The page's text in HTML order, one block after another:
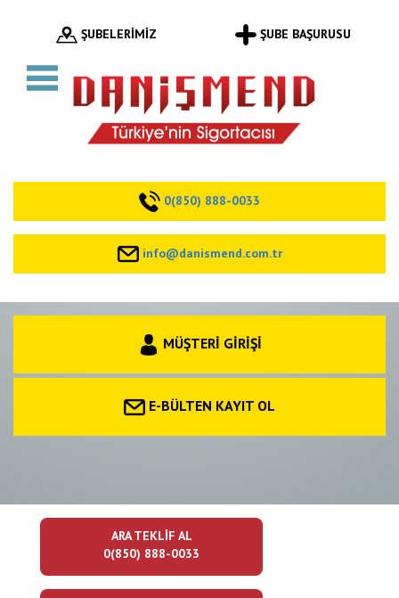
ŞUBELERİMİZ ŞUBE BAŞURUSU
0(850) 888-0033
info@danismend.com.tr
MÜŞTERİ GİRİŞİ
E-BÜLTEN KAYIT OL
ARA TEKLİF AL
0(850) 888-0033